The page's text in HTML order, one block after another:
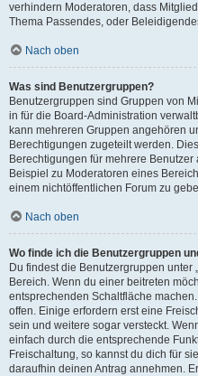
verhindern Moderatoren, dass
Thema Passendes, oder
Nach oben
Was sind Benutzergruppen?
Benutzergruppen sind Gruppen von
in für die Board-Administration
kann mehreren Gruppen angehören
Berechtigungen zugeteilt werden.
Berechtigungen für mehrere
Beispiel zu Moderatoren eines
einem nichtöffentlichen Forum zu
Nach oben
Wo finde ich die Benutzergruppen
Du findest die Benutzergruppen unter
Bereich. Wenn du einer beitreten
entsprechenden Schaltfläche
offen. Einige erfordern erst eine
sein und weitere sogar versteckt.
einfach durch die entsprechende
Freischaltung, so kannst du dich für
daraufhin deinen Antrag annehmen.